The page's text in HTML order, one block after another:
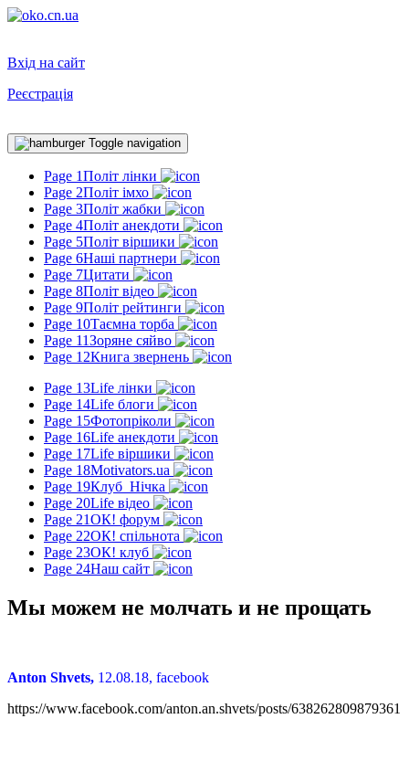
Вхід на сайт
Реєстрація
Toggle navigation
Page 1Політ лінки
Page 2Політ імхо
Page 3Політ жабки
Page 4Політ анекдоти
Page 5Політ віршики
Page 6Наші партнери
Page 7Цитати
Page 8Політ відео
Page 9Політ рейтинги
Page 10Таємна торба
Page 11Зоряне сяйво
Page 12Книга звернень
Page 13Life лінки
Page 14Life блоги
Page 15Фотопріколи
Page 16Life анекдоти
Page 17Life віршики
Page 18Motivators.ua
Page 19Клуб_Нічка
Page 20Life відео
Page 21ОК! форум
Page 22ОК! спільнота
Page 23ОК! клуб
Page 24Наш сайт
Мы можем не молчать и не прощать
Anton Shvets, 12.08.18, facebook
https://www.facebook.com/anton.an.shvets/posts/638262809879361